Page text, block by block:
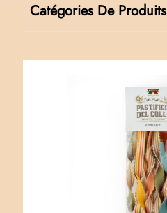
Catégories De Produits